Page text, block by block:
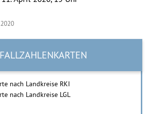
nach Landkreise RKI
nach Landkreise LGL